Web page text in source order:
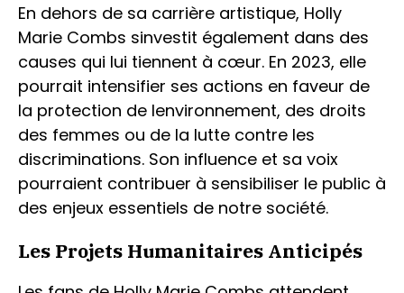
En dehors de sa carrière artistique, Holly
Marie Combs sinvestit également dans des
causes qui lui tiennent à cœur. En 2023, elle
pourrait intensifier ses actions en faveur de
la protection de lenvironnement, des droits
des femmes ou de la lutte contre les
discriminations. Son influence et sa voix
pourraient contribuer à sensibiliser le public à
des enjeux essentiels de notre société.
Les Projets Humanitaires Anticipés